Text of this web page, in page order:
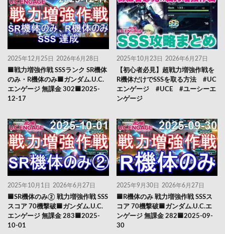
2025年12月25日 2026年6月28日
🟦戦力増強作戦 SSSランク SR機体
のみ・R機体のみ🟦ガンダム.U.C.
エンゲージ 無課金 302🟦2025-
12-17
2025年10月23日 2026年6月27日
【初心者必見】超戦力増強作戦を
R機体だけでSSSを取る方法 #UC
エンゲージ #UCE #ユーシーエ
ンゲージ
2025年10月1日 2026年6月27日
🟦SR機体のみ② 戦力増強作戦 SSS
スコア 70機撃破🟦ガンダム.U.C.
エンゲージ 無課金 283🟦2025-
10-01
2025年9月30日 2026年6月27日
🟦R機体のみ 戦力増強作戦 SSSス
コア 70機撃破🟦ガンダム.U.C.エ
ンゲージ 無課金 282🟦2025-09-
30